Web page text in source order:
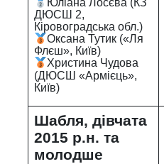
Юліана Лосєва (КЗ
ДЮСШ 2,
Кіровоградська обл.)
Оксана Тутик («Ля
Флєш», Київ)
Христина Чудова
(ДЮСШ «Армієць»,
Київ)
Шабля, дівчата
2015 р.н. та
молодше